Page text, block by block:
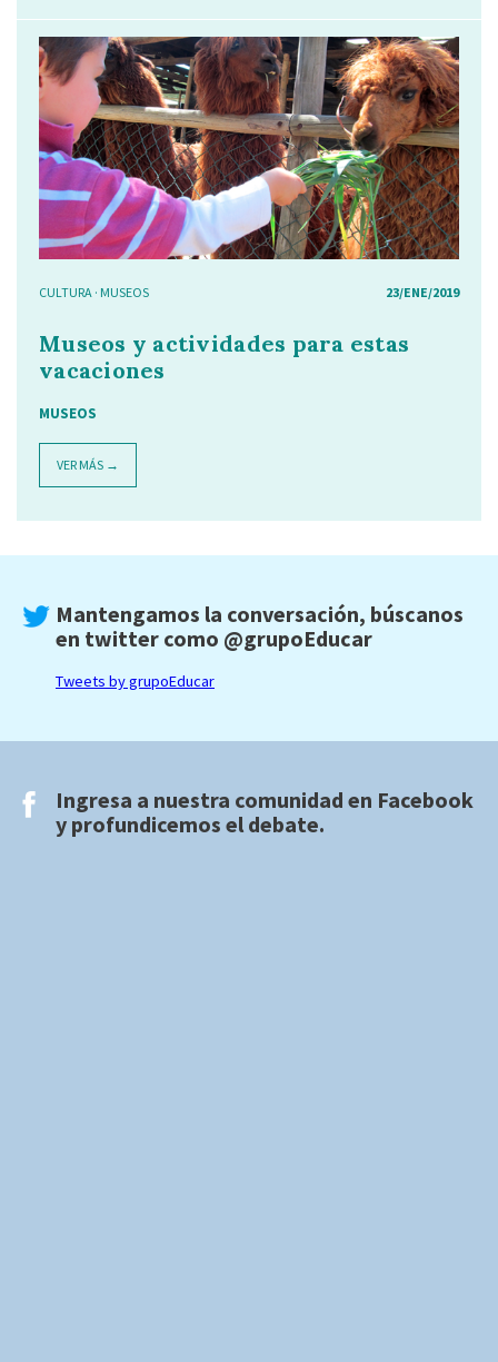
CULTURA · MUSEOS 23/ENE/2019
Museos y actividades para estas
vacaciones
MUSEOS
VER MÁS →
Mantengamos la conversación, búscanos
en twitter como @grupoEducar
Tweets by grupoEducar
Ingresa a nuestra comunidad en Facebook
y profundicemos el debate.